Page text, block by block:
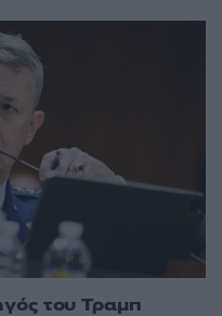
του Τραμπ